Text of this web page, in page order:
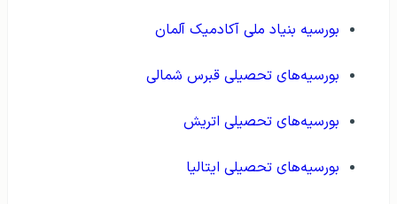
بورسیه بنیاد ملی آکادمیک آلمان
بورسیه‌های تحصیلی قبرس شمالی
بورسیه‌‌های تحصیلی اتریش
بورسیه‌‌های تحصیلی ایتالیا